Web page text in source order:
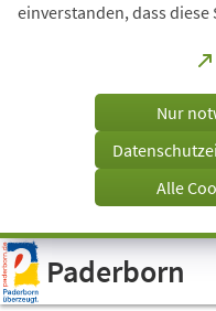
Visuelle
Assistenzsoftware
öffnen.
einverstanden, dass diese
Nur
Alle
Paderborn